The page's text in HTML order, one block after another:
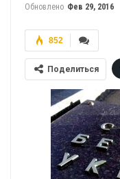
Обновлено Фев 29, 2016
852
Поделиться